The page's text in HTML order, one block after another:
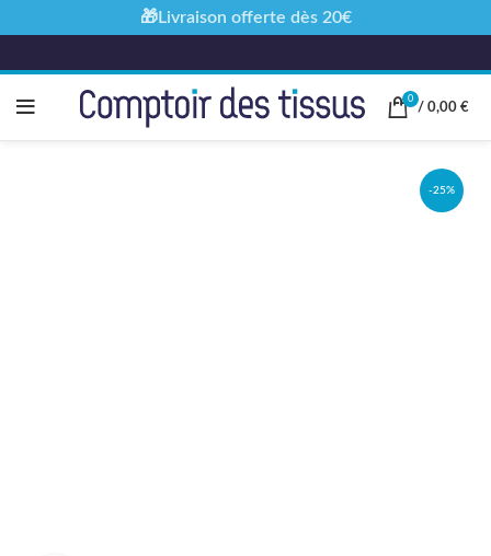
0
/ 0,00 €
-25%
🎁Livraison offerte dès 20€